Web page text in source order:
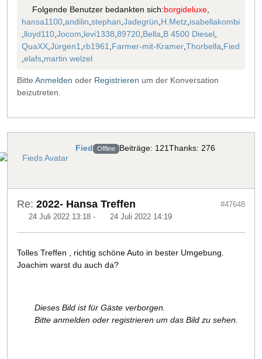
Folgende Benutzer bedankten sich:borgideluxe,
hansa1100,andilin,stephan,Jadegrün,H.Metz,isabellakombi
,lloyd110,Jocom,levi1338,89720,Bella,B 4500 Diesel,
QuaXX,Jürgen1,rb1961,Farmer-mit-Kramer,Thorbella,Fied
,elafs,martin welzel
Bitte Anmelden oder Registrieren um der Konversation
beizutreten.
Fied Offline Beiträge: 121Thanks: 276
Re: 2022- Hansa Treffen
24 Juli 2022 13:18 - 24 Juli 2022 14:19
#47648
Tolles Treffen , richtig schöne Auto in bester Umgebung.
Joachim warst du auch da?
Dieses Bild ist für Gäste verborgen.
Bitte anmelden oder registrieren um das Bild zu sehen.